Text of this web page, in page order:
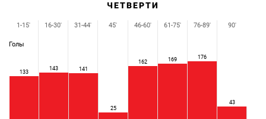
ЧЕТВЕРТИ
Голы
133
143 141
25
162 169 176
43
1-15' 16-30' 31-44' 45' 46-60' 61-75' 76-89' 90'